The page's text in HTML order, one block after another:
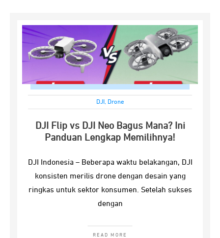
DJI , Drone
DJI Flip vs DJI Neo Bagus Mana? Ini
Panduan Lengkap Memilihnya!
DJI Indonesia – Beberapa waktu belakangan, DJI
konsisten merilis drone dengan desain yang
ringkas untuk sektor konsumen. Setelah sukses
dengan
READ MORE